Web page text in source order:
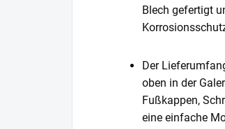
Blech gefertigt
Der
oben in der
Fußkappen,
eine einfache